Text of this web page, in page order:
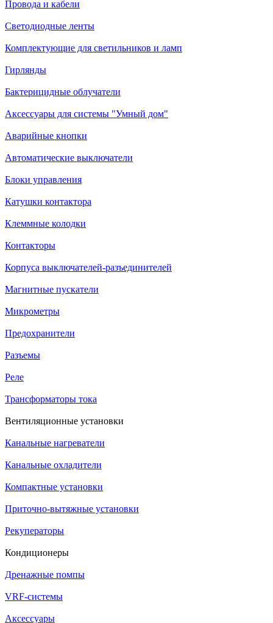
Провода и кабели
Светодиодные ленты
Комплектующие для светильников и ламп
Гирлянды
Бактерицидные облучатели
Аксессуары для системы "Умный дом"
Аварийные кнопки
Автоматические выключатели
Блоки управления
Катушки контактора
Клеммные колодки
Контакторы
Корпуса выключателей-разъединителей
Магнитные пускатели
Микрометры
Предохранители
Разъемы
Реле
Трансформаторы тока
Вентиляционные установки
Канальные нагреватели
Канальные охладители
Компактные установки
Приточно-вытяжные установки
Рекуператоры
Кондиционеры
Дренажные помпы
VRF-системы
Аксессуары